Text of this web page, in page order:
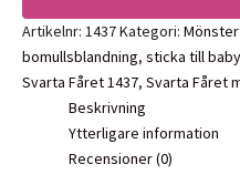
i
Tilda,
1437
Artikelnr: 1437Kategori: Mönster
bomullsblandning, sticka till baby
Svarta Fåret 1437, Svarta Fåret
Beskrivning
Ytterligare information
Recensioner (0)